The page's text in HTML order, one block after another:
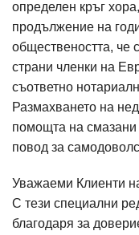
определен кръг
продължение на
обществеността, че
страни членки на
съответно
Размахването на
помощта на смазани
повод за
Уважаеми Клиенти
С тези специални
благодаря за